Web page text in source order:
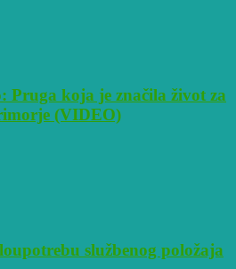
Pruga koja je značila život za
(VIDEO)
službenog položaja